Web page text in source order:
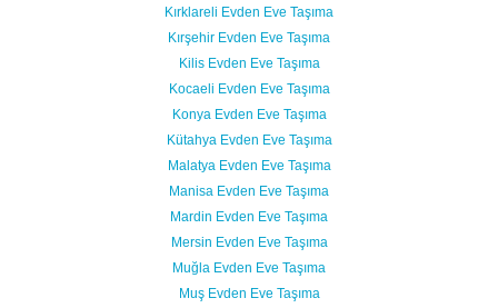
Kırklareli Evden Eve Taşıma
Kırşehir Evden Eve Taşıma
Kilis Evden Eve Taşıma
Kocaeli Evden Eve Taşıma
Konya Evden Eve Taşıma
Kütahya Evden Eve Taşıma
Malatya Evden Eve Taşıma
Manisa Evden Eve Taşıma
Mardin Evden Eve Taşıma
Mersin Evden Eve Taşıma
Muğla Evden Eve Taşıma
Muş Evden Eve Taşıma